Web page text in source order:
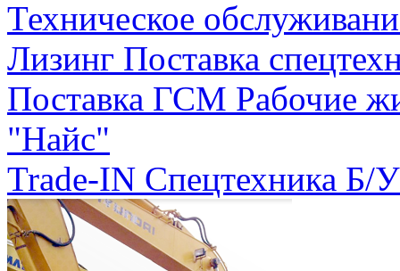
Техническое
Лизинг Поставка
Поставка ГСМ Рабочие
"Найс"
Trade-IN Спецтехника Б/У